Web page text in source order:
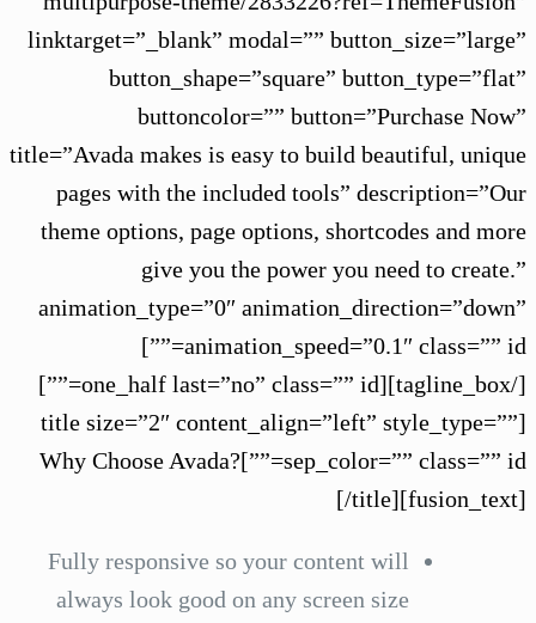
linktarget=”_blank” modal=””
button_shape=”square”
buttoncolor=”” button=”Purchase
title=”Avada makes is easy to build beautiful,
pages with the included tools”
theme options, page options, shortcodes and
give you the power you need to
animation_type=”0″
animation_speed=”0.1″ class=”” id=””]
[/tagline_box][one_half last=”no” class=”” id=””]
[title size=”2″ content_align=”left”
sep_color=”” class=”” id=””]Why Choose Avada?
[/
Fully responsive so your content will
always look good on any screen size